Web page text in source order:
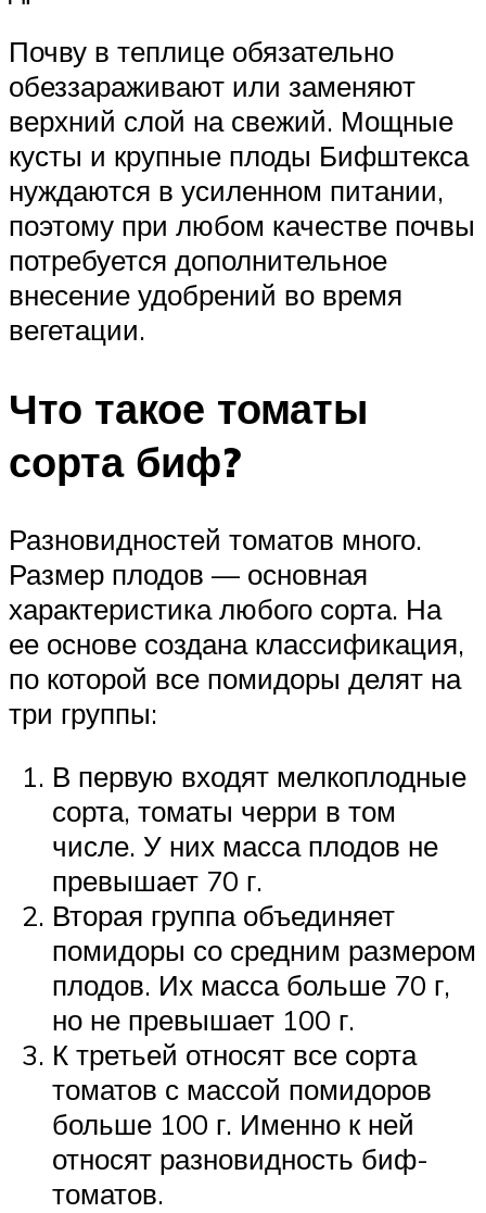
Почву в теплице обязательно
обеззараживают или заменяют
верхний слой на свежий. Мощные
кусты и крупные плоды Бифштекса
нуждаются в усиленном питании,
поэтому при любом качестве почвы
потребуется дополнительное
внесение удобрений во время
вегетации.
Что такое томаты
сорта биф?
Разновидностей томатов много.
Размер плодов — основная
характеристика любого сорта. На
ее основе создана классификация,
по которой все помидоры делят на
три группы:
В первую входят мелкоплодные
сорта, томаты черри в том
числе. У них масса плодов не
превышает 70 г.
Вторая группа объединяет
помидоры со средним размером
плодов. Их масса больше 70 г,
но не превышает 100 г.
К третьей относят все сорта
томатов с массой помидоров
больше 100 г. Именно к ней
относят разновидность биф-
томатов.